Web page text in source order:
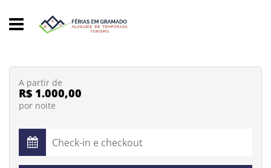
A partir de
R$ 1.000,00
por noite